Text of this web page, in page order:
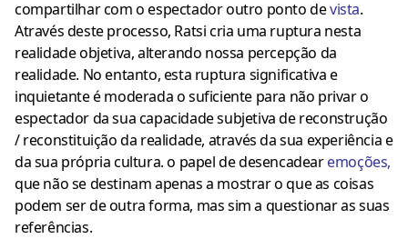
compartilhar com o espectador outro ponto devista.
Através deste processo, Ratsi cria uma ruptura nesta
realidade objetiva, alterando nossa percepção da
realidade. No entanto, esta ruptura significativa e
inquietante é moderada o suficiente para não privar o
espectador da sua capacidade subjetiva de reconstrução
/ reconstituição da realidade, através da sua experiência e
da sua própria cultura. o papel de desencadearemoções,
que não se destinam apenas a mostrar o que as coisas
podem ser de outra forma, mas sim a questionar as suas
referências.